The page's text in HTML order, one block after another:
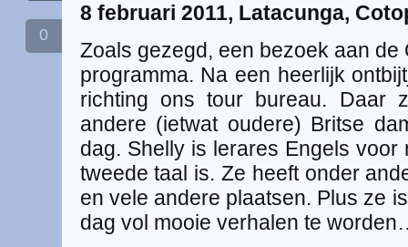
0
8 februari 2011, Latacunga,
Zoals gezegd, een bezoek aan de
programma. Na een heerlijk
richting ons tour bureau. Daar
andere (ietwat oudere) Britse
dag. Shelly is lerares Engels
tweede taal is. Ze heeft onder
en vele andere plaatsen. Plus ze
dag vol mooie verhalen te